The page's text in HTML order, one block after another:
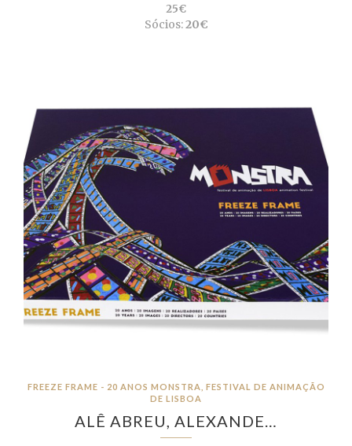
25€
Sócios:20€
FREEZE FRAME - 20 ANOS MONSTRA, FESTIVAL DE ANIMAÇÃO
DE LISBOA
ALÊ ABREU, ALEXANDE…